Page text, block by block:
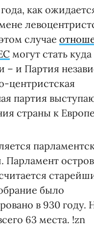
как
случае
могут стать
– и Партия
центристская
партия
страны к
Парламент
было
в 930 году.
63 места. !zn